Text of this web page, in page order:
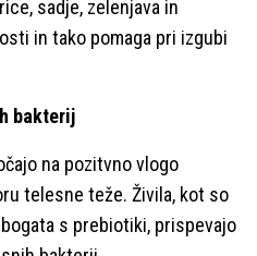
sadje, zelenjava in
in tako pomaga pri izgubi
bakterij
na pozitvno vlogo
telesne teže. Živila, kot so
s prebiotiki, prispevajo